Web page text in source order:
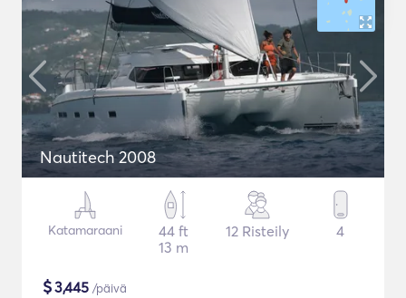
Nautitech 2008
Katamaraani
44 ft
13 m
12 Risteily 4
$3,445 /päivä